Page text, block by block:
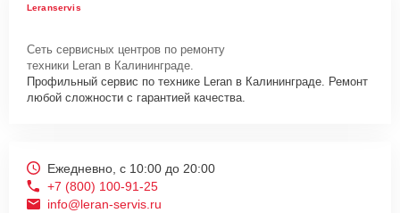
Leranservis
Сеть сервисных центров по ремонту
техники Leran в Калининграде.
Профильный сервис по технике Leran в Калининграде. Ремонт
любой сложности с гарантией качества.
Ежедневно, с 10:00 до 20:00
+7 (800) 100-91-25
info@leran-servis.ru